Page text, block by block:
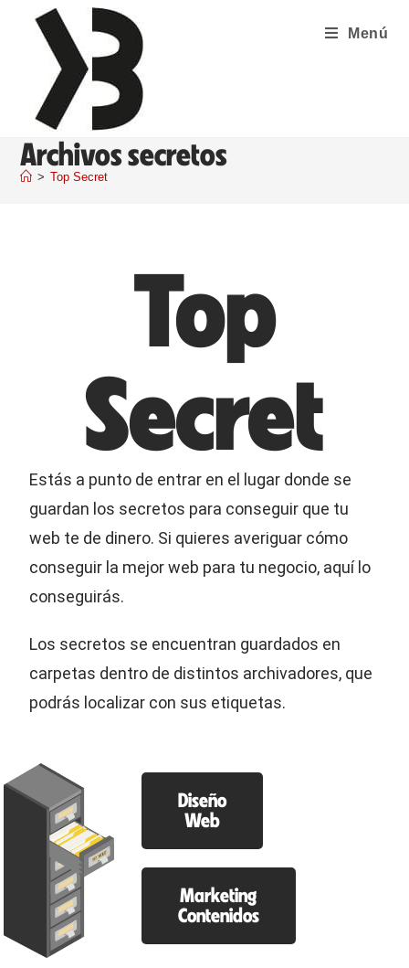
Menú
Archivos secretos
> Top Secret
Top
Secret
Estás a punto de entrar en el lugar donde se
guardan los secretos para conseguir que tu
web te de dinero. Si quieres averiguar cómo
conseguir la mejor web para tu negocio, aquí lo
conseguirás.
Los secretos se encuentran guardados en
carpetas dentro de distintos archivadores, que
podrás localizar con sus etiquetas.
Diseño
Web
Marketing
Contenidos